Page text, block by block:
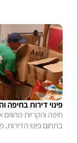
פינוי דירות בחיפה
חיפה והקריות מהווים
בתחום פינוי